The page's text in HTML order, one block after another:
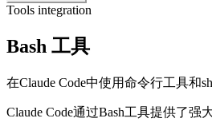
Tools integration
Bash 工具
在Claude Code中使用命令行工具和
Claude Code通过Bash工具提供了